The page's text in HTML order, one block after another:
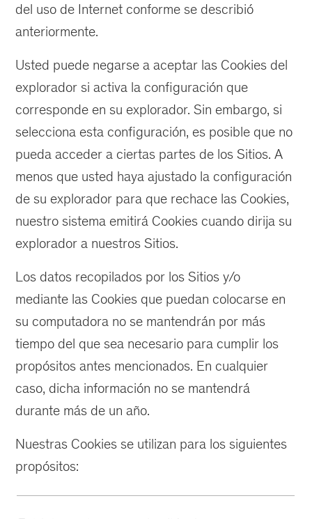
del uso de Internet conforme se describió
anteriormente.
Usted puede negarse a aceptar las Cookies del
explorador si activa la configuración que
corresponde en su explorador. Sin embargo, si
selecciona esta configuración, es posible que no
pueda acceder a ciertas partes de los Sitios. A
menos que usted haya ajustado la configuración
de su explorador para que rechace las Cookies,
nuestro sistema emitirá Cookies cuando dirija su
explorador a nuestros Sitios.
Los datos recopilados por los Sitios y/o
mediante las Cookies que puedan colocarse en
su computadora no se mantendrán por más
tiempo del que sea necesario para cumplir los
propósitos antes mencionados. En cualquier
caso, dicha información no se mantendrá
durante más de un año.
Nuestras Cookies se utilizan para los siguientes
propósitos: